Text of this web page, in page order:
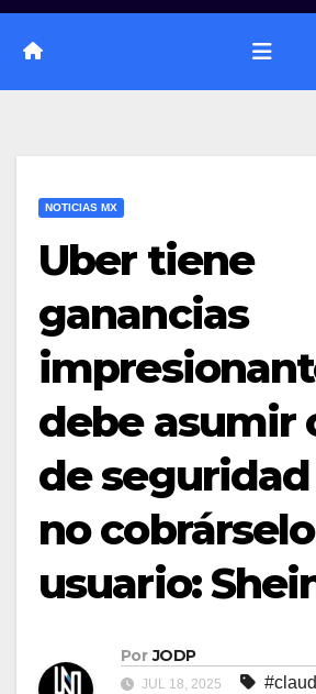
NOTICIAS MX
Uber tiene
ganancias
debe asumir
de
no
usuario:
Por JODP
JUL 18, 2025